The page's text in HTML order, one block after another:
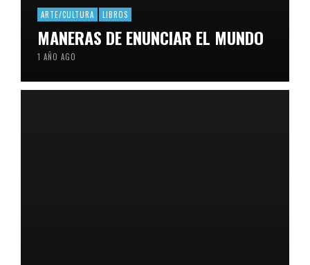
ARTE/CULTURA LIBROS
MANERAS DE ENUNCIAR EL MUNDO
1 AÑO AGO